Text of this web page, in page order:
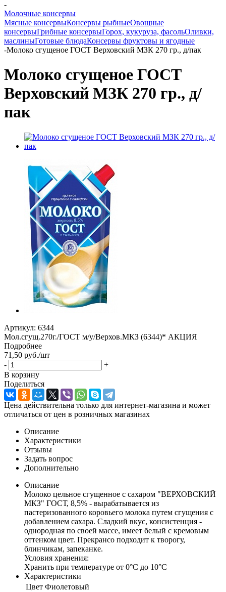
-
Молочные консервы
Мясные консервыКонсервы рыбныеОвощные
консервыГрибные консервыГорох, кукуруза, фасольОливки,
маслиныГотовые блюдаКонсервы фруктовы и ягодные
-Молоко сгущеное ГОСТ Верховский МЗК 270 гр., д/пак
Молоко сгущеное ГОСТ
Верховский МЗК 270 гр., д/
пак
Артикул: 6344
Мол.сгущ.270г./ГОСТ м/у/Верхов.МКЗ (6344)* АКЦИЯ
Подробнее
71,50 руб./шт
-
+
В корзину
Поделиться
Цена действительна только для интернет-магазина и может
отличаться от цен в розничных магазинах
Описание
Характеристики
Отзывы
Задать вопрос
Дополнительно
Описание
Молоко цельное сгущенное с сахаром "ВЕРХОВСКИЙ
МКЗ" ГОСТ, 8,5% - вырабатывается из
пастеризованного коровьего молока путем сгущения с
добавлением сахара. Сладкий вкус, консистенция -
однородная по своей массе, имеет белый с кремовым
оттенком цвет. Прекрансо подходит к творогу,
блинчикам, запеканке.
Условия хранения:
Хранить при температуре от 0°С до 10°С
Характеристики
Цвет Фиолетовый